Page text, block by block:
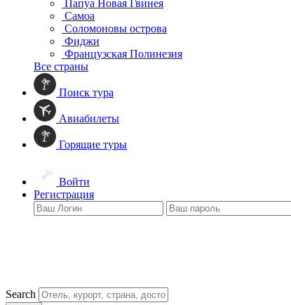
Папуа Новая Гвинея
Самоа
Соломоновы острова
Фиджи
Французская Полинезия
Все страны
Поиск тура
Авиабилеты
Горящие туры
Войти
Регистрация
Search